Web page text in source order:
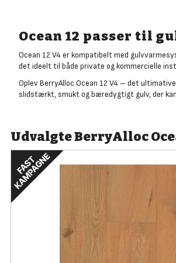
Ocean 12 passer til
Ocean 12 V4 er kompatibelt med
det ideelt til både private og kommercielle
Oplev BerryAlloc Ocean 12 V4 – det
slidstærkt, smukt og bæredygtigt gulv, der
Udvalgte BerryAlloc